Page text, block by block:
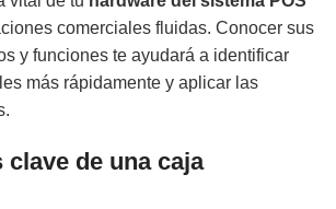
comerciales fluidas. Conocer sus
y funciones te ayudará a identificar
más rápidamente y aplicar las
clave de una caja